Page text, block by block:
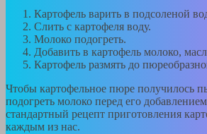
Картофель варить в подсоленой
Слить с картофеля воду.
Молоко подогреть.
Добавить в картофель молоко,
Картофель размять до
Чтобы картофельное пюре получилось
подогреть молоко перед его
стандартный рецепт приготовления
каждым из нас.